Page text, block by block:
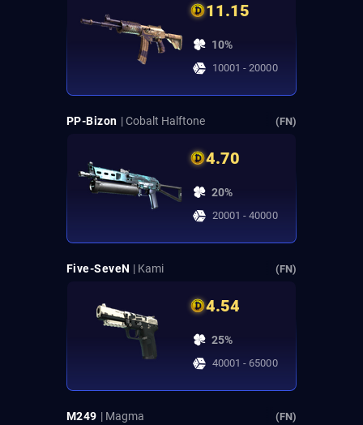
11.15
10%
10001 - 20000
PP-Bizon | Cobalt Halftone (FN)
4.70
20%
20001 - 40000
Five-SeveN | Kami (FN)
4.54
25%
40001 - 65000
M249 | Magma (FN)